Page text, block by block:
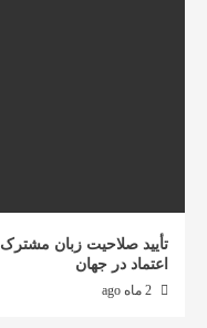
تأیید صلاحیت زبان مشترک
اعتماد در جهان